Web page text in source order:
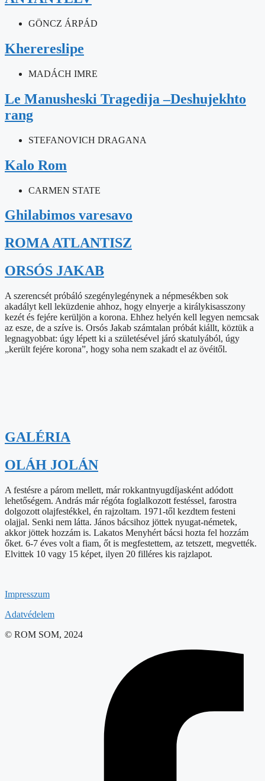
GÖNCZ ÁRPÁD
Kherereslipe
MADÁCH IMRE
Le Manusheski Tragedija –Deshujekhto
rang
STEFANOVICH DRAGANA
Kalo Rom
CARMEN STATE
Ghilabimos varesavo
ROMA ATLANTISZ
ORSÓS JAKAB
A szerencsét próbáló szegénylegénynek a népmesékben sok
akadályt kell leküzdenie ahhoz, hogy elnyerje a királykisasszony
kezét és fejére kerüljön a korona. Ehhez helyén kell legyen nemcsak
az esze, de a szíve is. Orsós Jakab számtalan próbát kiállt, köztük a
legnagyobbat: úgy lépett ki a születésével járó skatulyából, úgy
„került fejére korona”, hogy soha nem szakadt el az övéitől.
GALÉRIA
OLÁH JOLÁN
A festésre a párom mellett, már rokkantnyugdíjasként adódott
lehetőségem. András már régóta foglalkozott festéssel, farostra
dolgozott olajfestékkel, én rajzoltam. 1971-től kezdtem festeni
olajjal. Senki nem látta. János bácsihoz jöttek nyugat-németek,
akkor jöttek hozzám is. Lakatos Menyhért bácsi hozta fel hozzám
őket. 6-7 éves volt a fiam, őt is megfestettem, az tetszett, megvették.
Elvittek 10 vagy 15 képet, ilyen 20 filléres kis rajzlapot.
Impresszum
Adatvédelem
© ROM SOM, 2024